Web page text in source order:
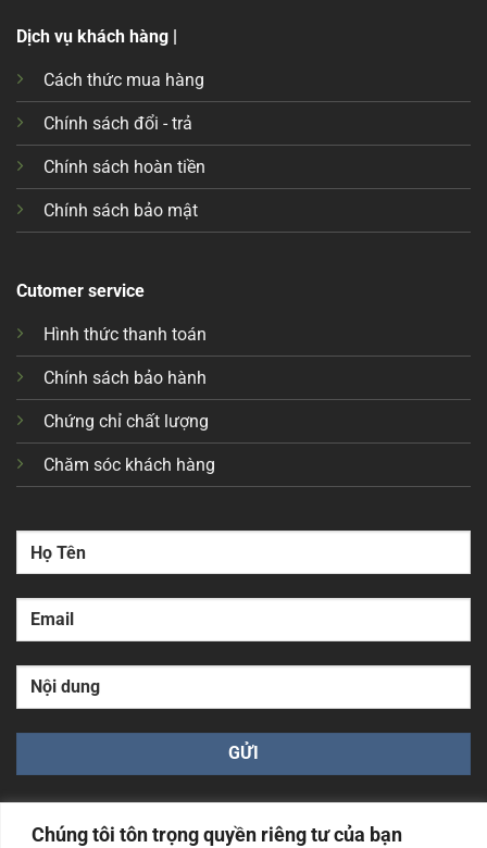
Chúng tôi tôn trọng quyền riêng tư của bạn
Dịch vụ khách hàng |
Cách thức mua hàng
Chính sách đổi - trả
Chính sách hoàn tiền
Chính sách bảo mật
Cutomer service
Hình thức thanh toán
Chính sách bảo hành
Chứng chỉ chất lượng
Chăm sóc khách hàng